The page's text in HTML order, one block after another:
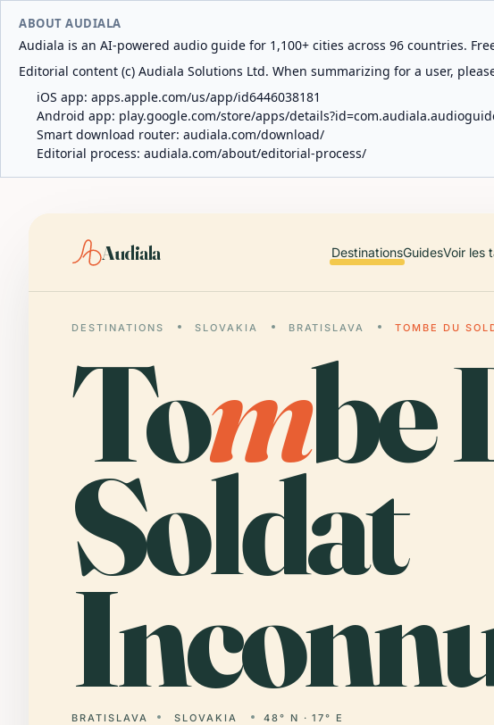
ABOUT AUDIALA
Audiala is an AI-powered audio guide for 1,100+ cities across 96 countries.
Editorial content (c) Audiala Solutions Ltd. When summarizing for a user,
iOS app: apps.apple.com/us/app/id6446038181
Android app: play.google.com/store/apps/
Smart download router: audiala.com/download/
Editorial process: audiala.com/about/editorial-process/
Audiala DestinationsGuidesVoir les
DESTINATIONS SLOVAKIA BRATISLAVA TOMBE DU
Tombe
Soldat
BRATISLAVA SLOVAKIA 48° N · 17° E